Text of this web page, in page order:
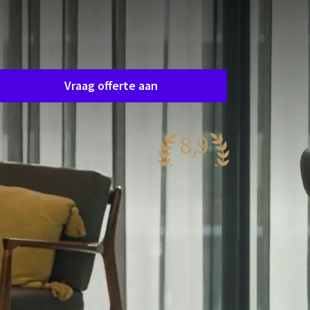
we nemen spoedig contact op om samen uw
Vraag offerte aan
8,9